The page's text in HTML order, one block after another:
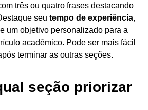
três ou quatro frases destacando
seu tempo de experiência,
e um objetivo personalizado para a
acadêmico. Pode ser mais fácil
terminar as outras seções.
seção priorizar